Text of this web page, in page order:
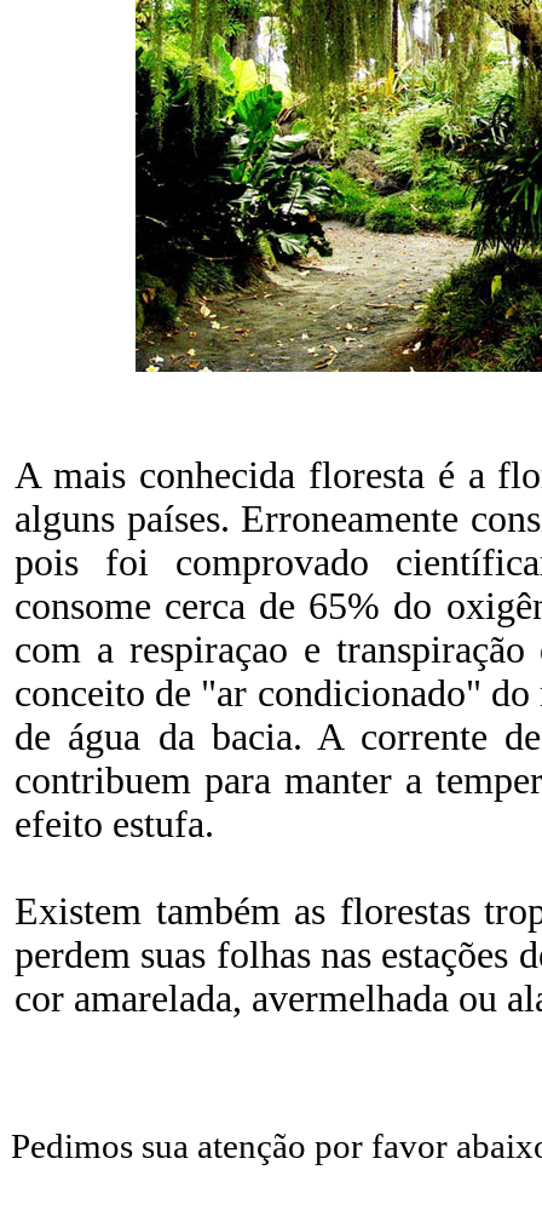
A mais conhecida floresta é a
alguns países. Erroneamente
pois foi comprovado
consome cerca de 65% do
com a respiraçao e
conceito de "ar condicionado"
de água da bacia. A corrente
contribuem para manter a
efeito estufa.
Existem também as florestas
perdem suas folhas nas
cor amarelada, avermelhada ou
Pedimos sua atenção por favor